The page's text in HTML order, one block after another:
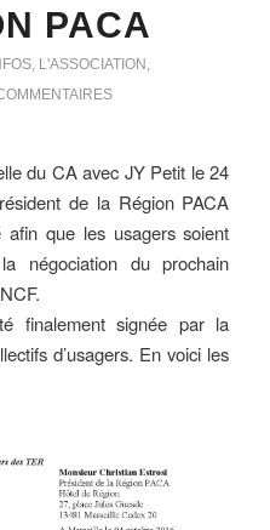
PACA
, L'ASSOCIATION ,
du CA avec JY Petit le 24
de la Région PACA
que les usagers soient
négociation du prochain
finalement signée par la
d’usagers. En voici les